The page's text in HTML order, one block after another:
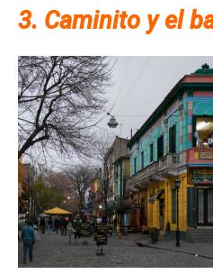
3. Caminito y el